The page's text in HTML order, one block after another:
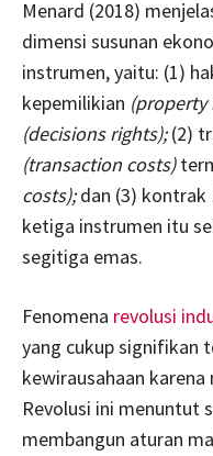
Menard (2018)
dimensi susunan
instrumen, yaitu: (1)
kepemilikian (property
(decisions rights);(2)
(transaction costs)
costs);dan (3) kontrak
ketiga instrumen itu
segitiga emas.
Fenomena revolusi
yang cukup signifikan
kewirausahaan
Revolusi ini menuntut
membangun aturan